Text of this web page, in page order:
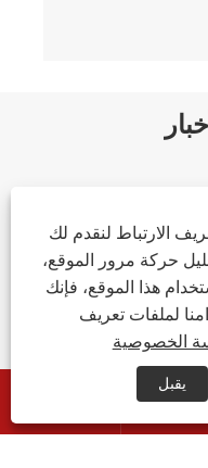
رش المياه على تحسين
الحضرية؟

الارتباط لنقدم لك
حركة مرور الموقع،
هذا الموقع، فإنك
لملفات تعريف
الخصوصية
يقبل